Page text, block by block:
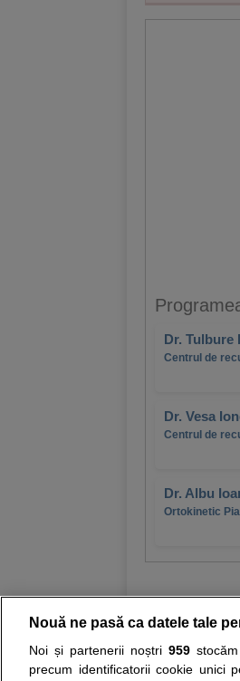
Dr. Tulbure
Centrul de
Dr. Vesa
Centrul de
Dr. Albu
Ortokinetic
Resurse:
Nouă ne pasă ca datele tale
Noi și partenerii noștri 959stocăm
precum identificatorii cookie unici